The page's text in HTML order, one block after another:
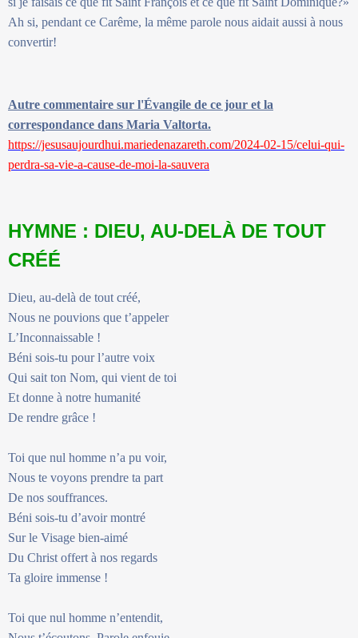
Ah si, pendant ce Carême, la même parole nous aidait aussi à nous
convertir!
Autre commentaire sur l'Évangile de ce jour et la
correspondance dans Maria Valtorta.
https://jesusaujourdhui.mariedenazareth.com/2024-02-15/celui-qui-
perdra-sa-vie-a-cause-de-moi-la-sauvera
HYMNE : DIEU, AU-DELÀ DE TOUT
CRÉÉ
Dieu, au-delà de tout créé,
Nous ne pouvions que t’appeler
L’Inconnaissable !
Béni sois-tu pour l’autre voix
Qui sait ton Nom, qui vient de toi
Et donne à notre humanité
De rendre grâce !
Toi que nul homme n’a pu voir,
Nous te voyons prendre ta part
De nos souffrances.
Béni sois-tu d’avoir montré
Sur le Visage bien-aimé
Du Christ offert à nos regards
Ta gloire immense !
Toi que nul homme n’entendit,